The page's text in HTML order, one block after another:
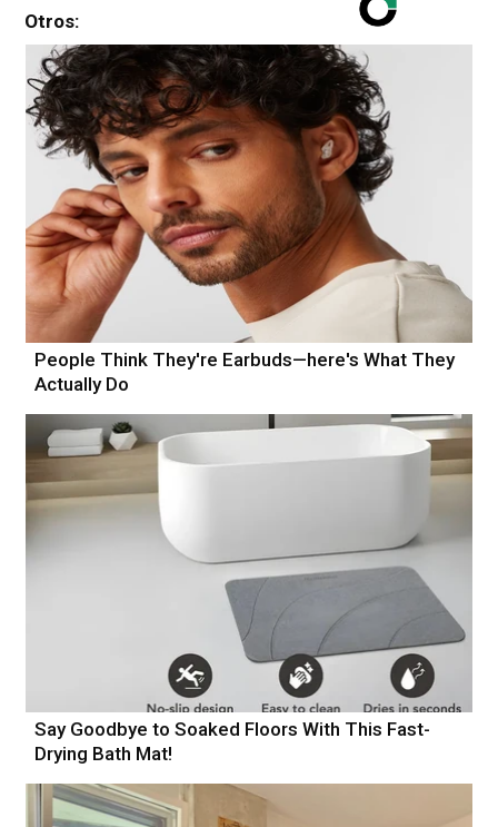
Otros:
People Think They're Earbuds—here's What They
Actually Do
Say Goodbye to Soaked Floors With This Fast-
Drying Bath Mat!